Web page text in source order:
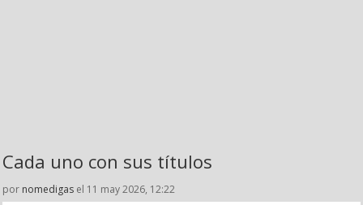
Cada uno con sus títulos
por nomedigas el 11 may 2026, 12:22